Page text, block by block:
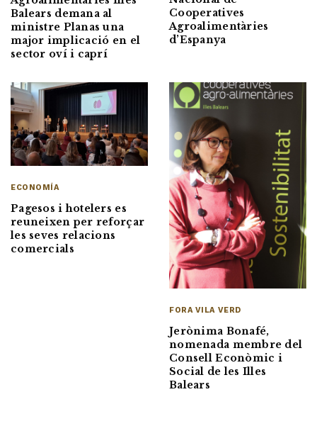
Balears demana al
ministre Planas una
major implicació en el
sector oví i caprí
Cooperatives
Agroalimentàries
d’Espanya
ECONOMÍA
Pagesos i hotelers es
reuneixen per reforçar
les seves relacions
comercials
FORA VILA VERD
Jerònima Bonafé,
nomenada membre del
Consell Econòmic i
Social de les Illes
Balears